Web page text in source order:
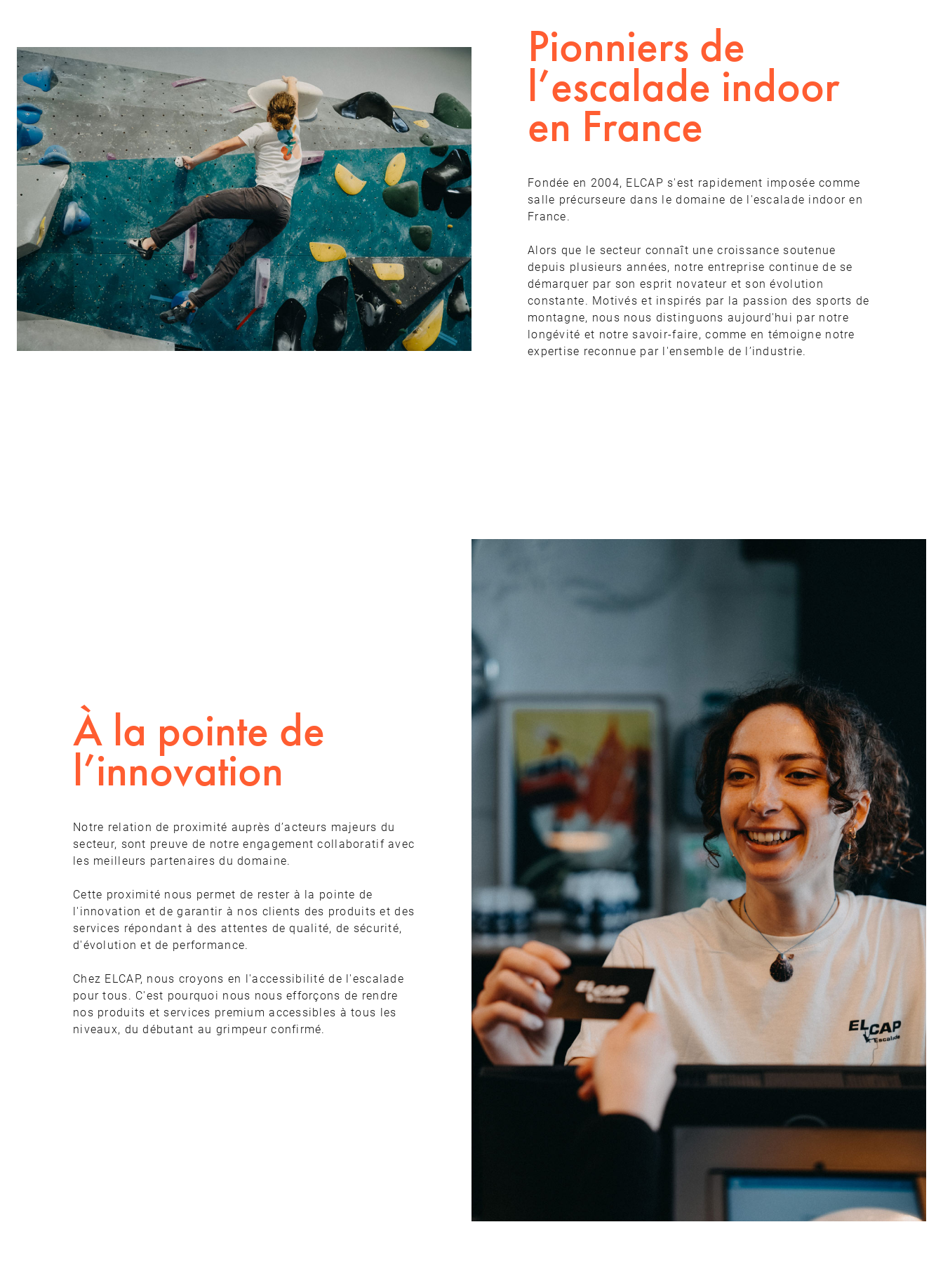
Pionniers de
l’escalade indoor
en France
Fondée en 2004, ELCAP s'est rapidement imposée comme
salle précurseure dans le domaine de l'escalade indoor en
France.
Alors que le secteur connaît une croissance soutenue
depuis plusieurs années, notre entreprise continue de se
démarquer par son esprit novateur et son évolution
constante. Motivés et inspirés par la passion des sports de
montagne, nous nous distinguons aujourd'hui par notre
longévité et notre savoir-faire, comme en témoigne notre
expertise reconnue par l'ensemble de l’industrie.
À la pointe de
l’innovation
Notre relation de proximité auprès d’acteurs majeurs du
secteur, sont preuve de notre engagement collaboratif avec
les meilleurs partenaires du domaine.
Cette proximité nous permet de rester à la pointe de
l'innovation et de garantir à nos clients des produits et des
services répondant à des attentes de qualité, de sécurité,
d'évolution et de performance.
Chez ELCAP, nous croyons en l'accessibilité de l'escalade
pour tous. C'est pourquoi nous nous efforçons de rendre
nos produits et services premium accessibles à tous les
niveaux, du débutant au grimpeur confirmé.